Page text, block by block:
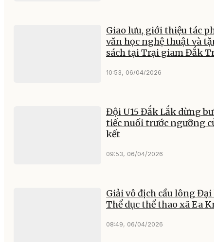
Giao lưu, giới thiệu tác
văn học nghệ thuật và
sách tại Trại giam Đắk
10:53, 06/04/2026
Đội U15 Đắk Lắk dừng
tiếc nuối trước ngưỡng
kết
09:53, 06/04/2026
Giải vô địch cầu lông Đại
Thể dục thể thao xã Ea
08:49, 06/04/2026